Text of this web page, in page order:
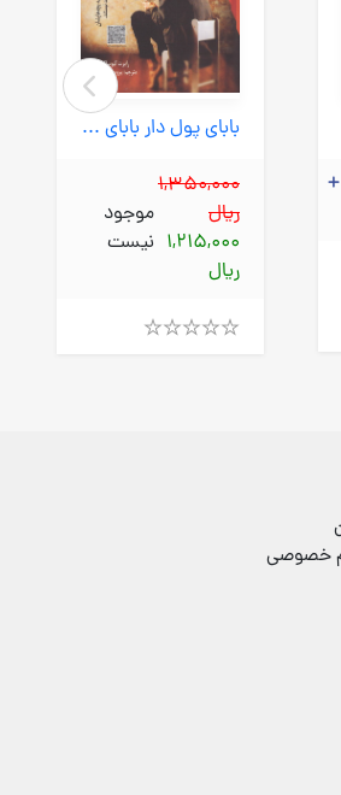
بابای پول دار بابای بی پول (معیاراندیشه) رقعی شومیز
1,350,000
ریال
1,215,000
ریال
موجود
نیست
خصوصی